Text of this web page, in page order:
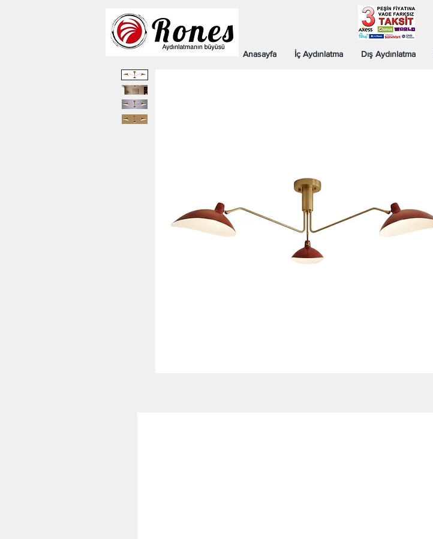
Anasayfa İç Aydınlatma Dış Aydınlatma